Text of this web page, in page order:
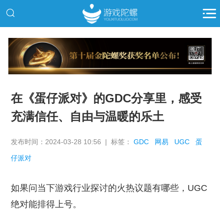
推广
在《蛋仔派对》的GDC分享里，感受
充满信任、自由与温暖的乐土
发布时间：2024-03-28 10:56 | 标签：GDC 网易 UGC 蛋
仔派对
如果问当下游戏行业探讨的火热议题有哪些，UGC
绝对能排得上号。